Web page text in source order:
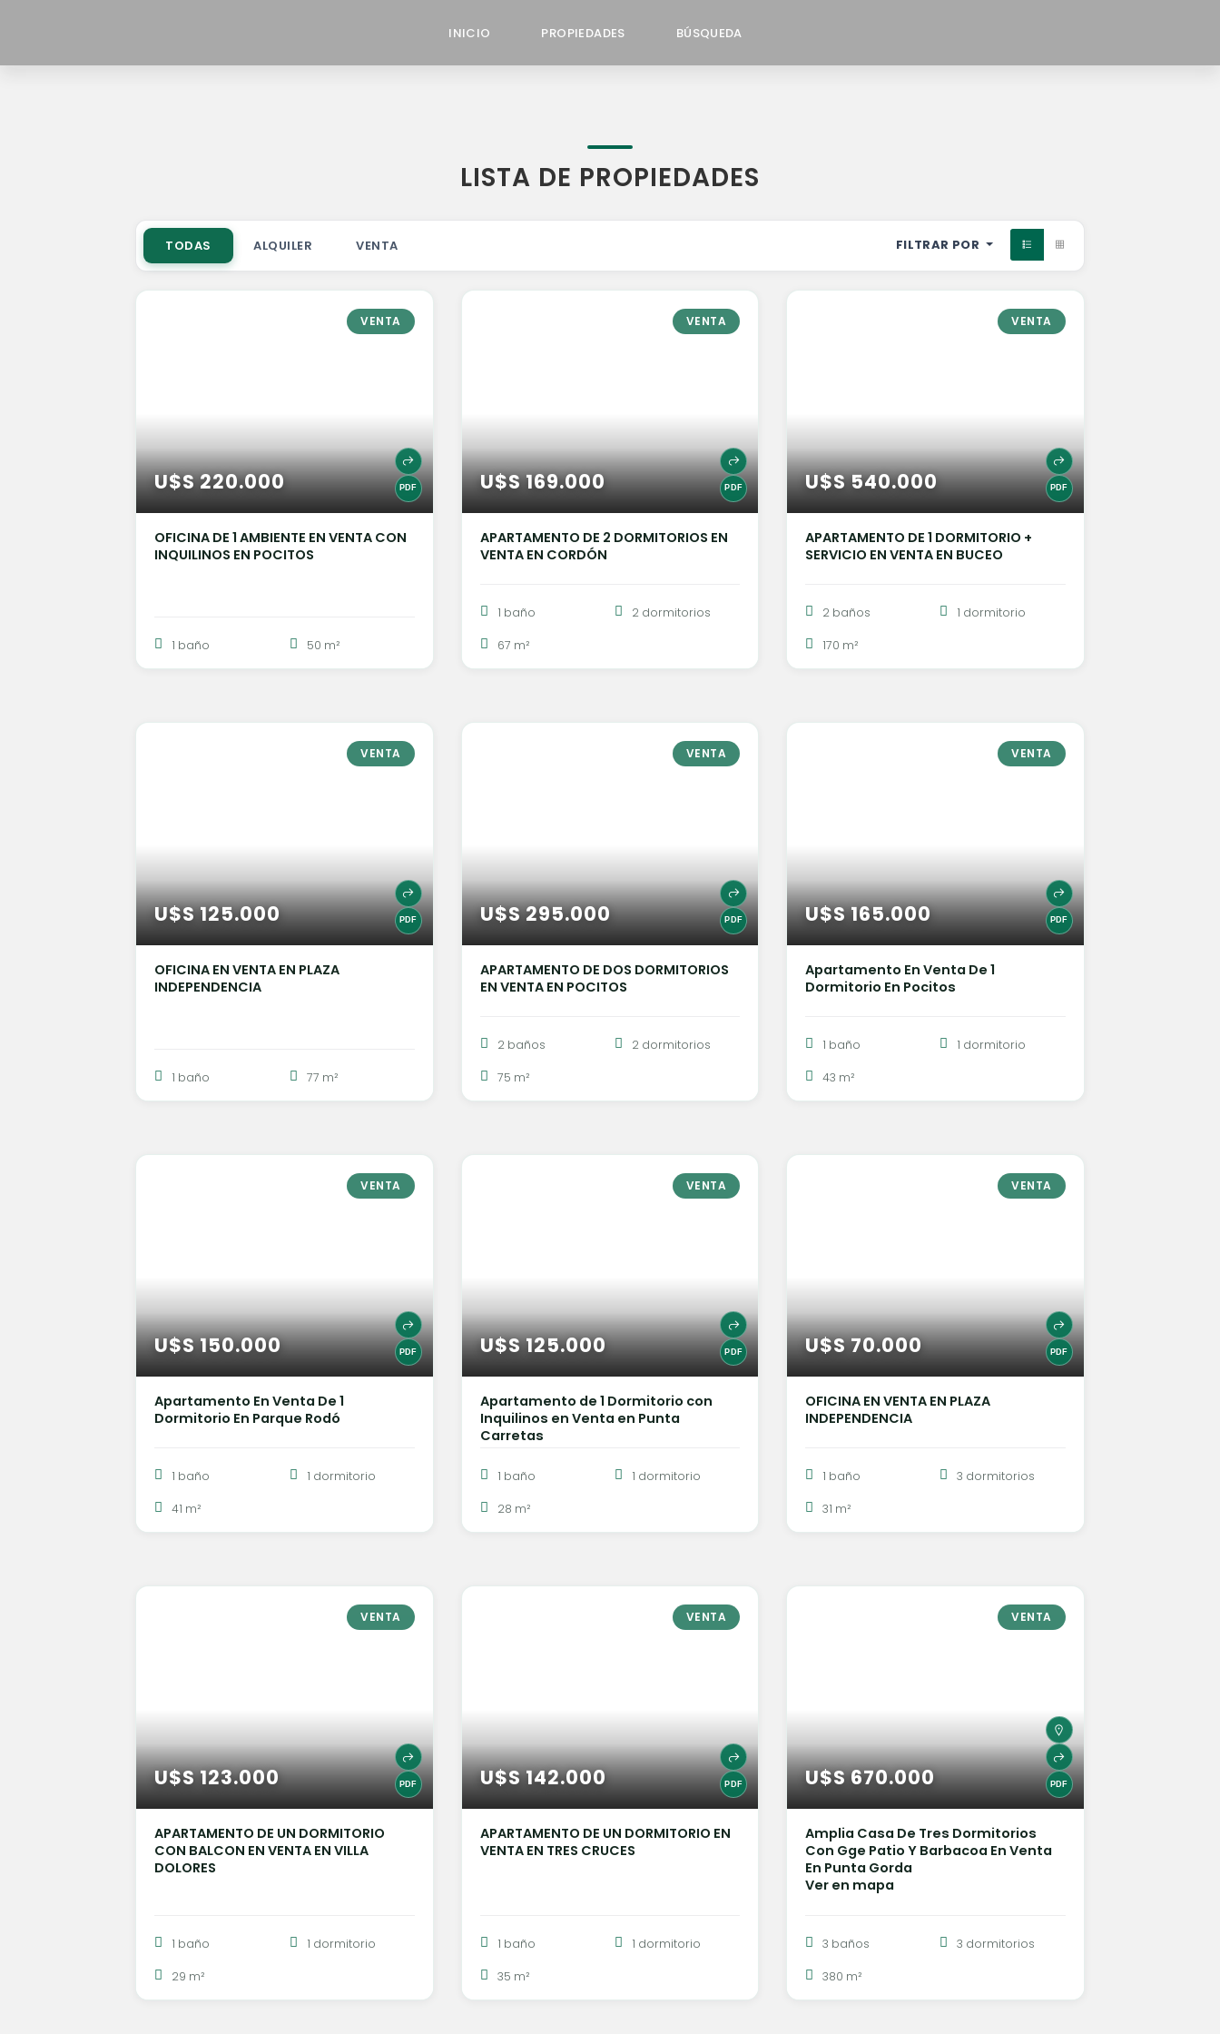
INICIO PROPIEDADES BÚSQUEDA
LISTA DE PROPIEDADES
TODAS ALQUILER VENTA FILTRAR POR
VENTA
U$S 220.000
OFICINA DE 1 AMBIENTE EN VENTA CON
INQUILINOS EN POCITOS
1 baño 50 m²
VENTA
U$S 169.000
APARTAMENTO DE 2 DORMITORIOS EN
VENTA EN CORDÓN
1 baño 2 dormitorios
67 m²
VENTA
U$S 540.000
APARTAMENTO DE 1 DORMITORIO +
SERVICIO EN VENTA EN BUCEO
2 baños 1 dormitorio
170 m²
VENTA
U$S 125.000
OFICINA EN VENTA EN PLAZA
INDEPENDENCIA
1 baño 77 m²
VENTA
U$S 295.000
APARTAMENTO DE DOS DORMITORIOS
EN VENTA EN POCITOS
2 baños 2 dormitorios
75 m²
VENTA
U$S 165.000
Apartamento En Venta De 1
Dormitorio En Pocitos
1 baño 1 dormitorio
43 m²
VENTA
U$S 150.000
Apartamento En Venta De 1
Dormitorio En Parque Rodó
1 baño 1 dormitorio
41 m²
VENTA
U$S 125.000
Apartamento de 1 Dormitorio con
Inquilinos en Venta en Punta
Carretas
1 baño 1 dormitorio
28 m²
VENTA
U$S 70.000
OFICINA EN VENTA EN PLAZA
INDEPENDENCIA
1 baño 3 dormitorios
31 m²
VENTA
U$S 123.000
APARTAMENTO DE UN DORMITORIO
CON BALCON EN VENTA EN VILLA
DOLORES
1 baño 1 dormitorio
29 m²
VENTA
U$S 142.000
APARTAMENTO DE UN DORMITORIO EN
VENTA EN TRES CRUCES
1 baño 1 dormitorio
35 m²
VENTA
U$S 670.000
Amplia Casa De Tres Dormitorios
Con Gge Patio Y Barbacoa En Venta
En Punta Gorda
Ver en mapa
3 baños 3 dormitorios
380 m²